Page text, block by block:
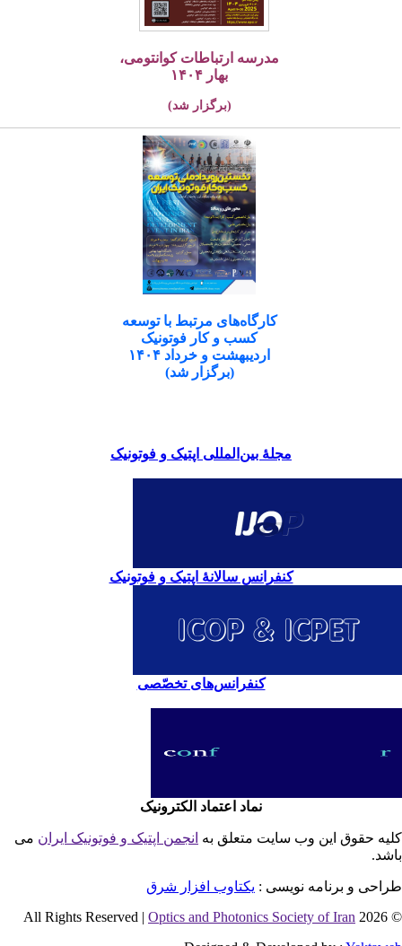
مدرسه ارتباطات کوانتومی،
بهار ۱۴۰۴
(برگزار شد)
کارگاه‌های مرتبط با توسعه
کسب و کار فوتونیک
اردیبهشت و خرداد ۱۴۰۴
(برگزار شد)
مجلۀ بین‌المللی اپتیک و فوتونیک
کنفرانس سالانۀ اپتیک و فوتونیک
کنفرانس‌های تخصّصی
نماد اعتماد الکترونیک
حقوق این وب سایت متعلق بهانجمن اپتیک و فوتونیک ایران می
و برنامه نویسی : یکتاوب افزار شرق
©
Optics and Photonics Society of Iran